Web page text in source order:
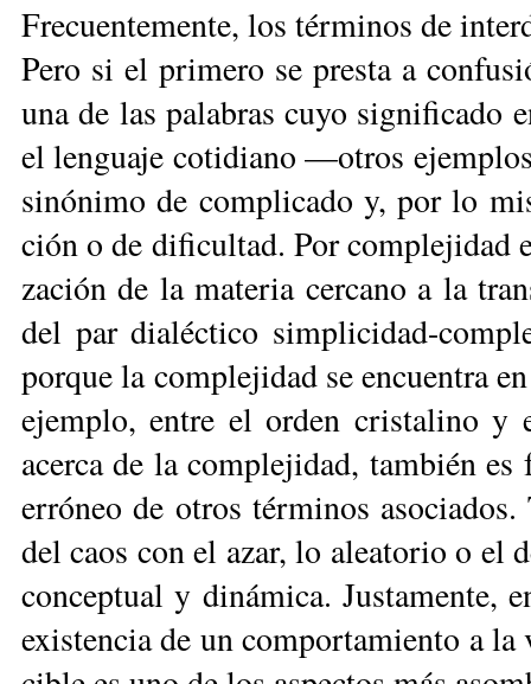
Fre­cuen­te­men­te, los tér­mi­nos de
Pe­ro si el pri­me­ro se pres­ta a
una de las pa­la­bras cu­yo sig­ni­fi­ca­do
el len­gua­je co­ti­dia­no —otros
si­nó­ni­mo de com­pli­ca­do y, por lo
ción o de di­fi­cul­tad. Por com­ple­ji­dad
za­ción de la ma­te­ria cer­ca­no a la
del par dia­léc­ti­co sim­pli­ci­dad-
por­que la com­ple­ji­dad se en­cuen­tra
ejem­plo, en­tre el or­den cris­ta­li­no y
acer­ca de la com­ple­ji­dad, tam­bién
erró­neo de otros tér­mi­nos
del caos con el azar, lo alea­to­rio o el
con­cep­tual y di­ná­mi­ca. Jus­ta­men­te,
exis­ten­cia de un com­por­ta­mien­to a